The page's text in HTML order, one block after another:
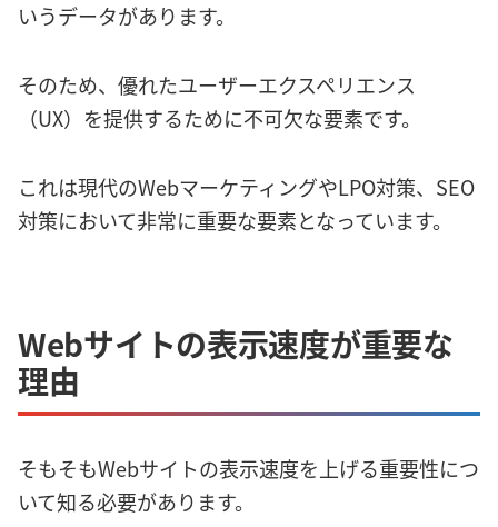
いうデータがあります。
そのため、優れたユーザーエクスペリエンス
（UX）を提供するために不可欠な要素です。
これは現代のWebマーケティングやLPO対策、SEO
対策において非常に重要な要素となっています。
Webサイトの表示速度が重要な
理由
そもそもWebサイトの表示速度を上げる重要性につ
いて知る必要があります。